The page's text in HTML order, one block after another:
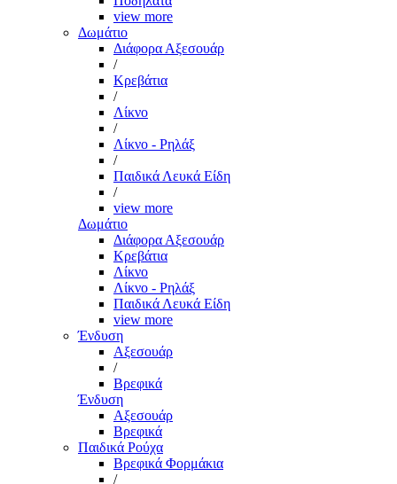
view more
Δωμάτιο
Διάφορα Αξεσουάρ
/
Κρεβάτια
/
Λίκνο
/
Λίκνο - Ρηλάξ
/
Παιδικά Λευκά Είδη
/
view more
Δωμάτιο
Διάφορα Αξεσουάρ
Κρεβάτια
Λίκνο
Λίκνο - Ρηλάξ
Παιδικά Λευκά Είδη
view more
Ένδυση
Αξεσουάρ
/
Βρεφικά
Ένδυση
Αξεσουάρ
Βρεφικά
Παιδικά Ρούχα
Βρεφικά Φορμάκια
/